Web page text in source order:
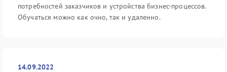
потребностей заказчиков и устройства бизнес-процессов.
Обучаться можно как очно, так и удаленно.
14.09.2022